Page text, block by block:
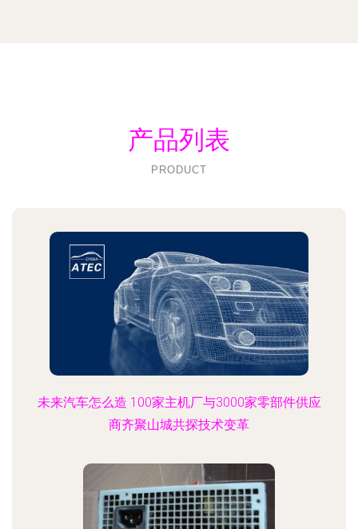
产品列表
PRODUCT
未来汽车怎么造 100家主机厂与3000家零部件供应
商齐聚山城共探技术变革